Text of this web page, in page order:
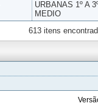
URBANAS 1º A
MEDIO
613 itens